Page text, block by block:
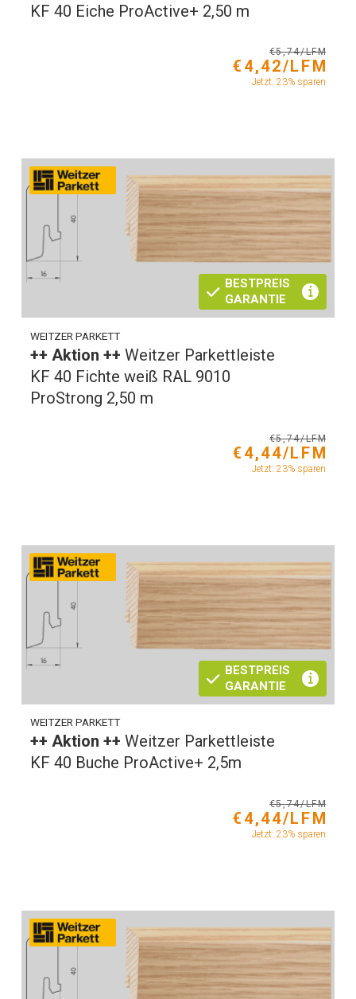
KF 40 Eiche ProActive+ 2,50 m
€5,74/LFM
€4,42/LFM
Jetzt: 23% sparen
BESTPREIS
GARANTIE
WEITZER PARKETT
++ Aktion ++Weitzer Parkettleiste
KF 40 Fichte weiß RAL 9010
ProStrong 2,50 m
€5,74/LFM
€4,44/LFM
Jetzt: 23% sparen
BESTPREIS
GARANTIE
WEITZER PARKETT
++ Aktion ++Weitzer Parkettleiste
KF 40 Buche ProActive+ 2,5m
€5,74/LFM
€4,44/LFM
Jetzt: 23% sparen